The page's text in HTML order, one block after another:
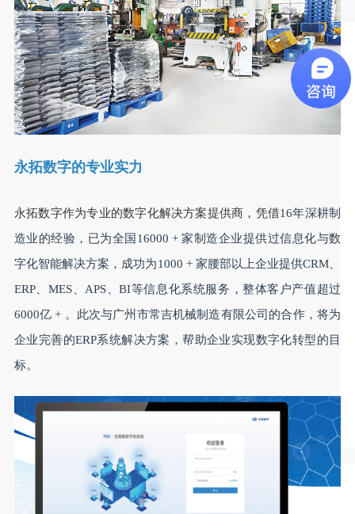
永拓数字的专业实力
永拓数字作为专业的数字化解决方案提供商，凭借16年深耕制
造业的经验，已为全国16000 + 家制造企业提供过信息化与数
字化智能解决方案，成功为1000 + 家腰部以上企业提供CRM、
ERP、MES、APS、BI等信息化系统服务，整体客户产值超过
6000亿 + 。此次与广州市常吉机械制造有限公司的合作，将为
企业完善的ERP系统解决方案，帮助企业实现数字化转型的目
标。